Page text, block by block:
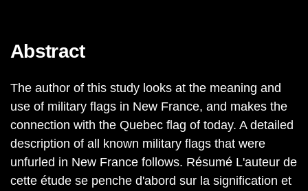
Abstract
The author of this study looks at the meaning and
use of military flags in New France, and makes the
connection with the Quebec flag of today. A detailed
description of all known military flags that were
unfurled in New France follows. Résumé L'auteur de
cette étude se penche d'abord sur la signification et